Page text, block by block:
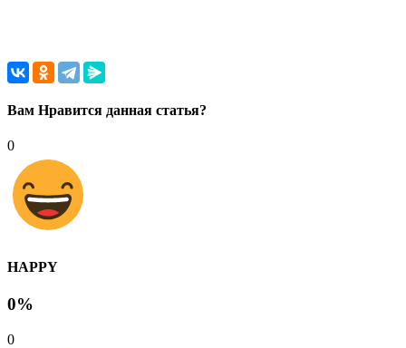
Вам Нравится данная статья?
0
HAPPY
0%
0